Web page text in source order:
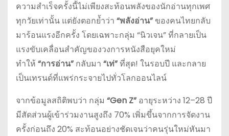
ความสำเร็จครั้งนี้ไม่เพียงสะท้อนพลังของนักอ่านทุกเพศ
ทุกวัยเท่านั้น แต่ยังตอกย้ำว่า “พลังอ่าน”ของคนไทยกลับ
มาร้อนแรงอีกครั้ง โดยเฉพาะกลุ่ม “นิวเจน” ที่กลายเป็น
แรงขับเคลื่อนสำคัญของวงการหนังสือยุคใหม่
ทำให้ “การอ่าน”กลับมา “เท่”ที่สุด! ในรอบปี และกลาย
เป็นเทรนด์ที่แพร่กระจายไปทั่วโลกออนไลน์
จากข้อมูลสถิติพบว่า กลุ่ม “Gen Z”อายุระหว่าง 12–28 ปี
มีสัดส่วนผู้เข้าร่วมงานสูงถึง 70% เพิ่มขึ้นจากการจัดงาน
ครั้งก่อนถึง 20% สะท้อนอย่างชัดเจนว่าคนรุ่นใหม่หันมา